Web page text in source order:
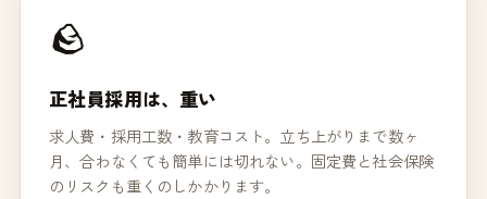
🪨
正社員採用は、重い
求人費・採用工数・教育コスト。立ち上がりまで数ヶ
月、合わなくても簡単には切れない。固定費と社会保険
のリスクも重くのしかかります。